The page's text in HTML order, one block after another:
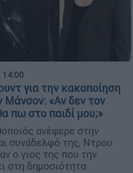
14:00
για την κακοποίηση
Μάνσον: «Αν δεν τον
πω στο παιδί μου;»
ανέφερε στην
συνάδελφό της, Ντρου
ο γιος της που την
στη δημοσιότητα